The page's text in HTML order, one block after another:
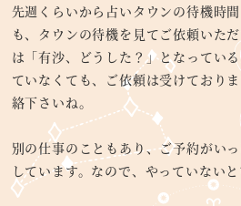
先週くらいから占いタウンの待機時
も、タウンの待機を見てご依頼いた
は「有沙、どうした？」となってい
ていなくても、ご依頼は受けており
絡下さいね。
別の仕事のこともあり、ご予約がい
しています。なので、やっていない